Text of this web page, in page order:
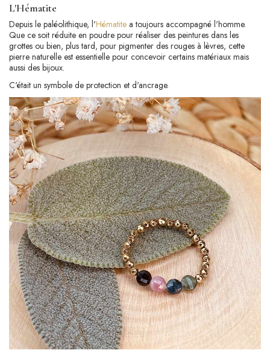
L'Hématite
Depuis le paléolithique, l'Hématite a toujours accompagné l'homme.
Que ce soit réduite en poudre pour réaliser des peintures dans les
grottes ou bien, plus tard, pour pigmenter des rouges à lèvres, cette
pierre naturelle est essentielle pour concevoir certains matériaux mais
aussi des bijoux.
C'était un symbole de protection et d'ancrage.